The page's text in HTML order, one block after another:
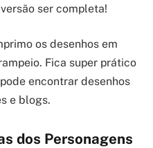
ser completa!
os desenhos em
Fica super prático
encontrar desenhos
e blogs.
dos Personagens